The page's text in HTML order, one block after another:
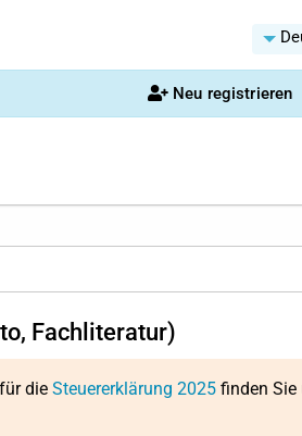
Neu registrieren
Fachliteratur)
die Steuererklärung 2025finden Sie